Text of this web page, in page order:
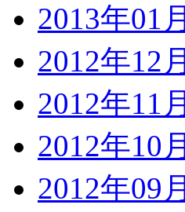
2013年01月
2012年12月
2012年11月
2012年10月
2012年09月